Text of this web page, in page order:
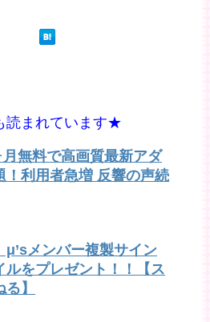
読まれています★
月無料で高画質最新アダ
！利用者急増 反響の声続
μ’sメンバー複製サイン
ルをプレゼント！！【ス
】